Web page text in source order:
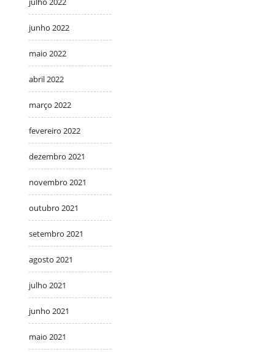
junho 2022
maio 2022
abril 2022
março 2022
fevereiro 2022
dezembro 2021
novembro 2021
outubro 2021
setembro 2021
agosto 2021
julho 2021
junho 2021
maio 2021